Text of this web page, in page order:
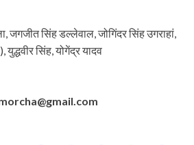
जगजीत सिंह डल्लेवाल, जोगिंदर सिंह उगराहां,
युद्धवीर सिंह, योगेंद्र यादव